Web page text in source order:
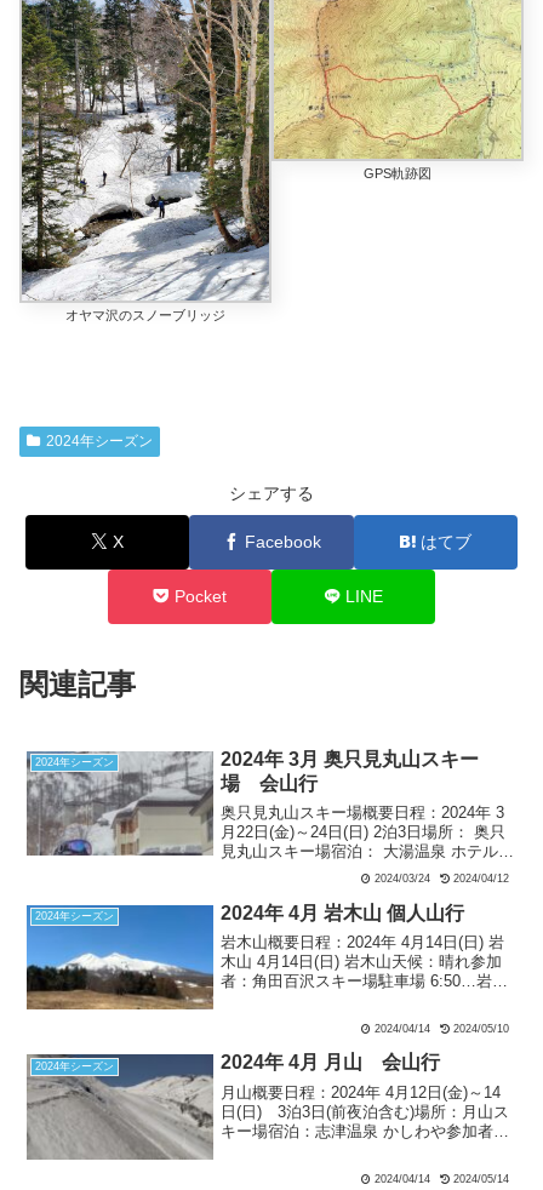
オヤマ沢のスノーブリッジ
GPS軌跡図
2024年シーズン
シェアする
X Facebook はてブ
Pocket LINE
関連記事
2024年シーズン
2024年 3月 奥只見丸山スキー
場 会山行
奥只見丸山スキー場概要日程：2024年 3
月22日(金)～24日(日) 2泊3日場所： 奥只
見丸山スキー場宿泊： 大湯温泉 ホテル湯
元(伊東園ホテルズ)参加者：安尾L、合
り 7時過ぎ安尾車で拙宅を出...
2024/03/24 2024/04/12
2024年シーズン 2024年 4月 岩木山 個人山行
岩木山概要日程：2024年 4月14日(日) 岩
木山 4月14日(日) 岩木山天候：晴れ参加
者：角田百沢スキー場駐車場 6:50…岩木
スキー場駐車場12:20 会山行として雪倉
岳を計画するも参加希望...
2024/04/14 2024/05/10
2024年シーズン 2024年 4月 月山 会山行
月山概要日程：2024年 4月12日(金)～14
日(日) 3泊3日(前夜泊含む)場所：月山ス
キー場宿泊：志津温泉 かしわや参加者：
2024/04/14 2024/05/14